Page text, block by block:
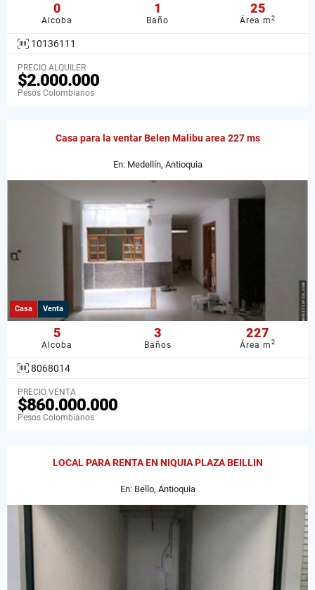
0
Alcoba
1
Baño
25
Área m2
10136111
PRECIO ALQUILER
$2.000.000
Pesos Colombianos
Casa para la ventar Belen Malibu area 227 ms
En: Medellín, Antioquia
Casa Venta
5
Alcoba
3
Baños
227
Área m2
8068014
PRECIO VENTA
$860.000.000
Pesos Colombianos
LOCAL PARA RENTA EN NIQUIA PLAZA BEILLIN
En: Bello, Antioquia